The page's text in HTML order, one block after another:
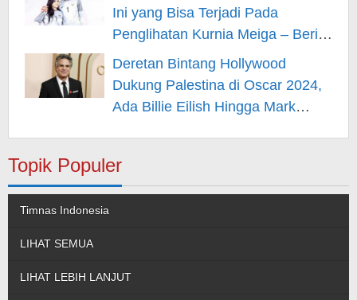
Ini yang Bisa Terjadi Pada
Penglihatan Kurnia Meiga – Berita
Hiburan
Deretan Bintang Hollywood
Dukung Palestina di Oscar 2024,
Ada Billie Eilish Hingga Mark
Topik Populer
Timnas Indonesia
LIHAT SEMUA
LIHAT LEBIH LANJUT